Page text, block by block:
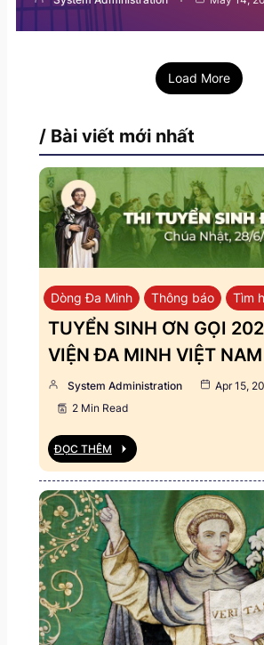
Load More
/ Bài viết mới nhất
Dòng Đa Minh Thông báo Tìm
TUYỂN SINH ƠN GỌI
VIỆN ĐA MINH VIỆT NAM
System Administration
Apr 15,
2 Min Read
ĐỌC THÊM